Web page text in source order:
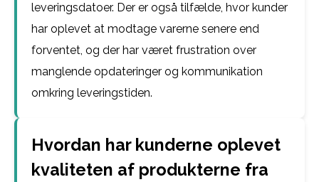
leveringsdatoer. Der er også tilfælde, hvor kunder
har oplevet at modtage varerne senere end
forventet, og der har været frustration over
manglende opdateringer og kommunikation
omkring leveringstiden.
Hvordan har kunderne oplevet
kvaliteten af produkterne fra